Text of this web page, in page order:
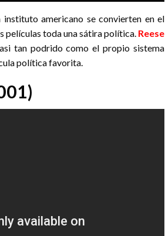
instituto americano se convierten en el
películas toda una sátira política. Reese
tan podrido como el propio sistema
política favorita.